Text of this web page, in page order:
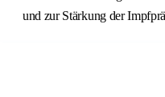
und zur Stärkung der